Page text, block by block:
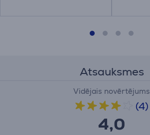
Atsauksmes
Vidējais novērtējums
(4)
4,0